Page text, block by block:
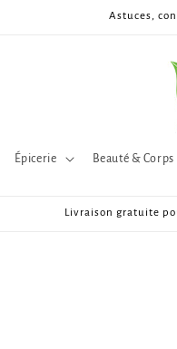
Astuces,
Épicerie Beauté & Corps
Livraison gratuite